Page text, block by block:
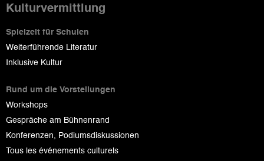
Kulturvermittlung
Spielzeit für Schulen
Weiterführende Literatur
Inklusive Kultur
Rund um die Vorstellungen
Workshops
Gespräche am Bühnenrand
Konferenzen, Podiumsdiskussionen
Tous les événements culturels